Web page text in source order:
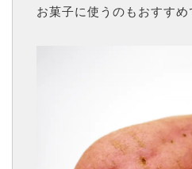
お菓子に使うのもおすすめ